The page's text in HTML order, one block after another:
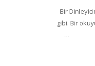
Bir
gibi. Bir
…